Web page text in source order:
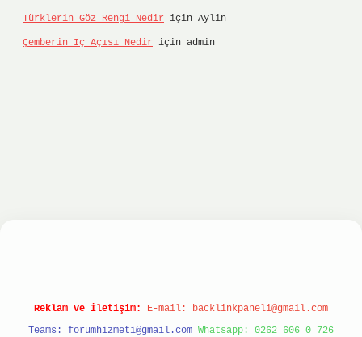
Türklerin Göz Rengi Nedir için Aylin
Çemberin Iç Açısı Nedir için admin
Reklam ve İletişim: E-mail: backlinkpaneli@gmail.com
Teams: forumhizmeti@gmail.com Whatsapp: 0262 606 0 726